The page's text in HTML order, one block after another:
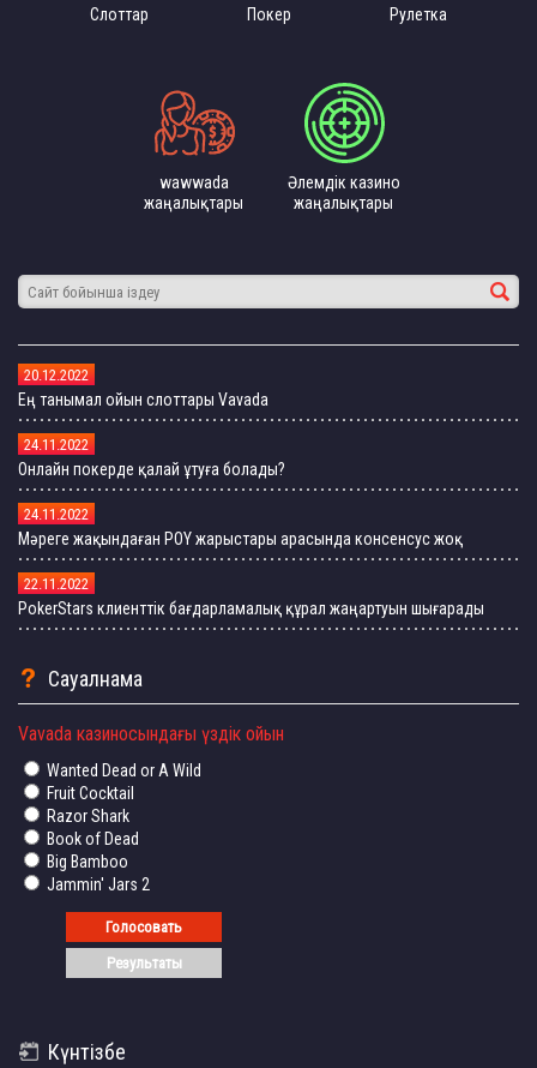
Слоттар Покер Рулетка
wawwada
жаңалықтары
Әлемдік казино
жаңалықтары
20.12.2022
Ең танымал ойын слоттары Vavada
24.11.2022
Онлайн покерде қалай ұтуға болады?
24.11.2022
Мәреге жақындаған POY жарыстары арасында консенсус жоқ
22.11.2022
PokerStars клиенттік бағдарламалық құрал жаңартуын шығарады
Сауалнама
Vavada казиносындағы үздік ойын
Wanted Dead or A Wild
Fruit Cocktail
Razor Shark
Book of Dead
Big Bamboo
Jammin' Jars 2
Күнтізбе